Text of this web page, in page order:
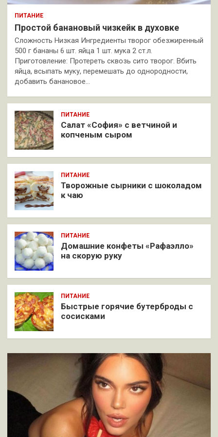
ПИТАНИЕ
Простой банановый чизкейк в духовке
Сложность Низкая Ингредиенты творог обезжиренный
500 г бананы 6 шт. яйца 1 шт. мука 2 ст.л.
Приготовление: Протереть сквозь сито творог. Вбить
яйца, всыпать муку, перемешать до однородности,
добавить банановое…
ПИТАНИЕ
Салат «София» с ветчиной и
копченым сыром
ПИТАНИЕ
Творожные сырники с шоколадом
к чаю
ПИТАНИЕ
Домашние конфеты «Рафаэлло»
на скорую руку
ПИТАНИЕ
Быстрые горячие бутерброды с
сосисками